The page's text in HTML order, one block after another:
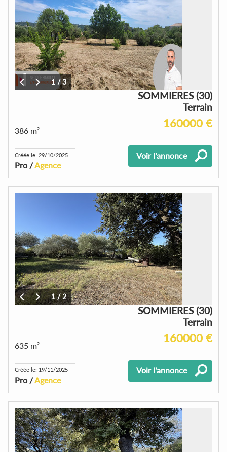
1 /3
SOMMIERES (30)
Terrain
160000 €
386 m²
Créée le: 29/10/2025
Pro /Agence
Voir l'annonce
1/2
SOMMIERES (30)
Terrain
160000 €
635 m²
Créée le: 19/11/2025
Pro /Agence
Voir l'annonce